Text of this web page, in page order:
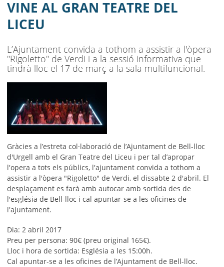
MUNICIPI
SEU ELECTRÒNICA
BELL-LLOC SOLUCIONA
VINE AL GRAN TEATRE DEL
LICEU
L’Ajuntament convida a tothom a assistir a l'òpera
"Rigoletto" de Verdi i a la sessió informativa que
tindrà lloc el 17 de març a la sala multifuncional.
Gràcies a l’estreta col·laboració de l’Ajuntament de Bell-lloc
d'Urgell amb el Gran Teatre del Liceu i per tal d’apropar
l'opera a tots els públics, l'ajuntament convida a tothom a
assistir a l'òpera "Rigoletto" de Verdi, el dissabte 2 d'abril. El
desplaçament es farà amb autocar amb sortida des de
l'església de Bell-lloc i cal apuntar-se a les oficines de
l'ajuntament.
Dia: 2 abril 2017
Preu per persona: 90€ (preu original 165€).
Lloc i hora de sortida: Església a les 15:00h.
Cal apuntar-se a les oficines de l’Ajuntament de Bell-lloc.